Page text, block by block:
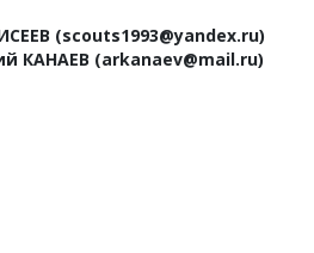
(scouts1993@yandex.ru)
КАНАЕВ (arkanaev@mail.ru)